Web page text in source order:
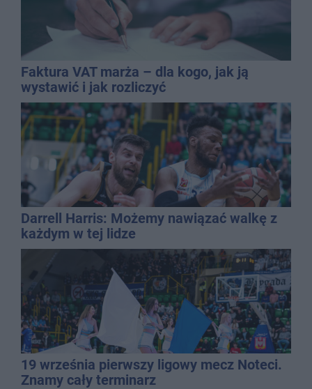
Faktura VAT marża – dla kogo, jak ją
wystawić i jak rozliczyć
Darrell Harris: Możemy nawiązać walkę z
każdym w tej lidze
19 września pierwszy ligowy mecz Noteci.
Znamy cały terminarz